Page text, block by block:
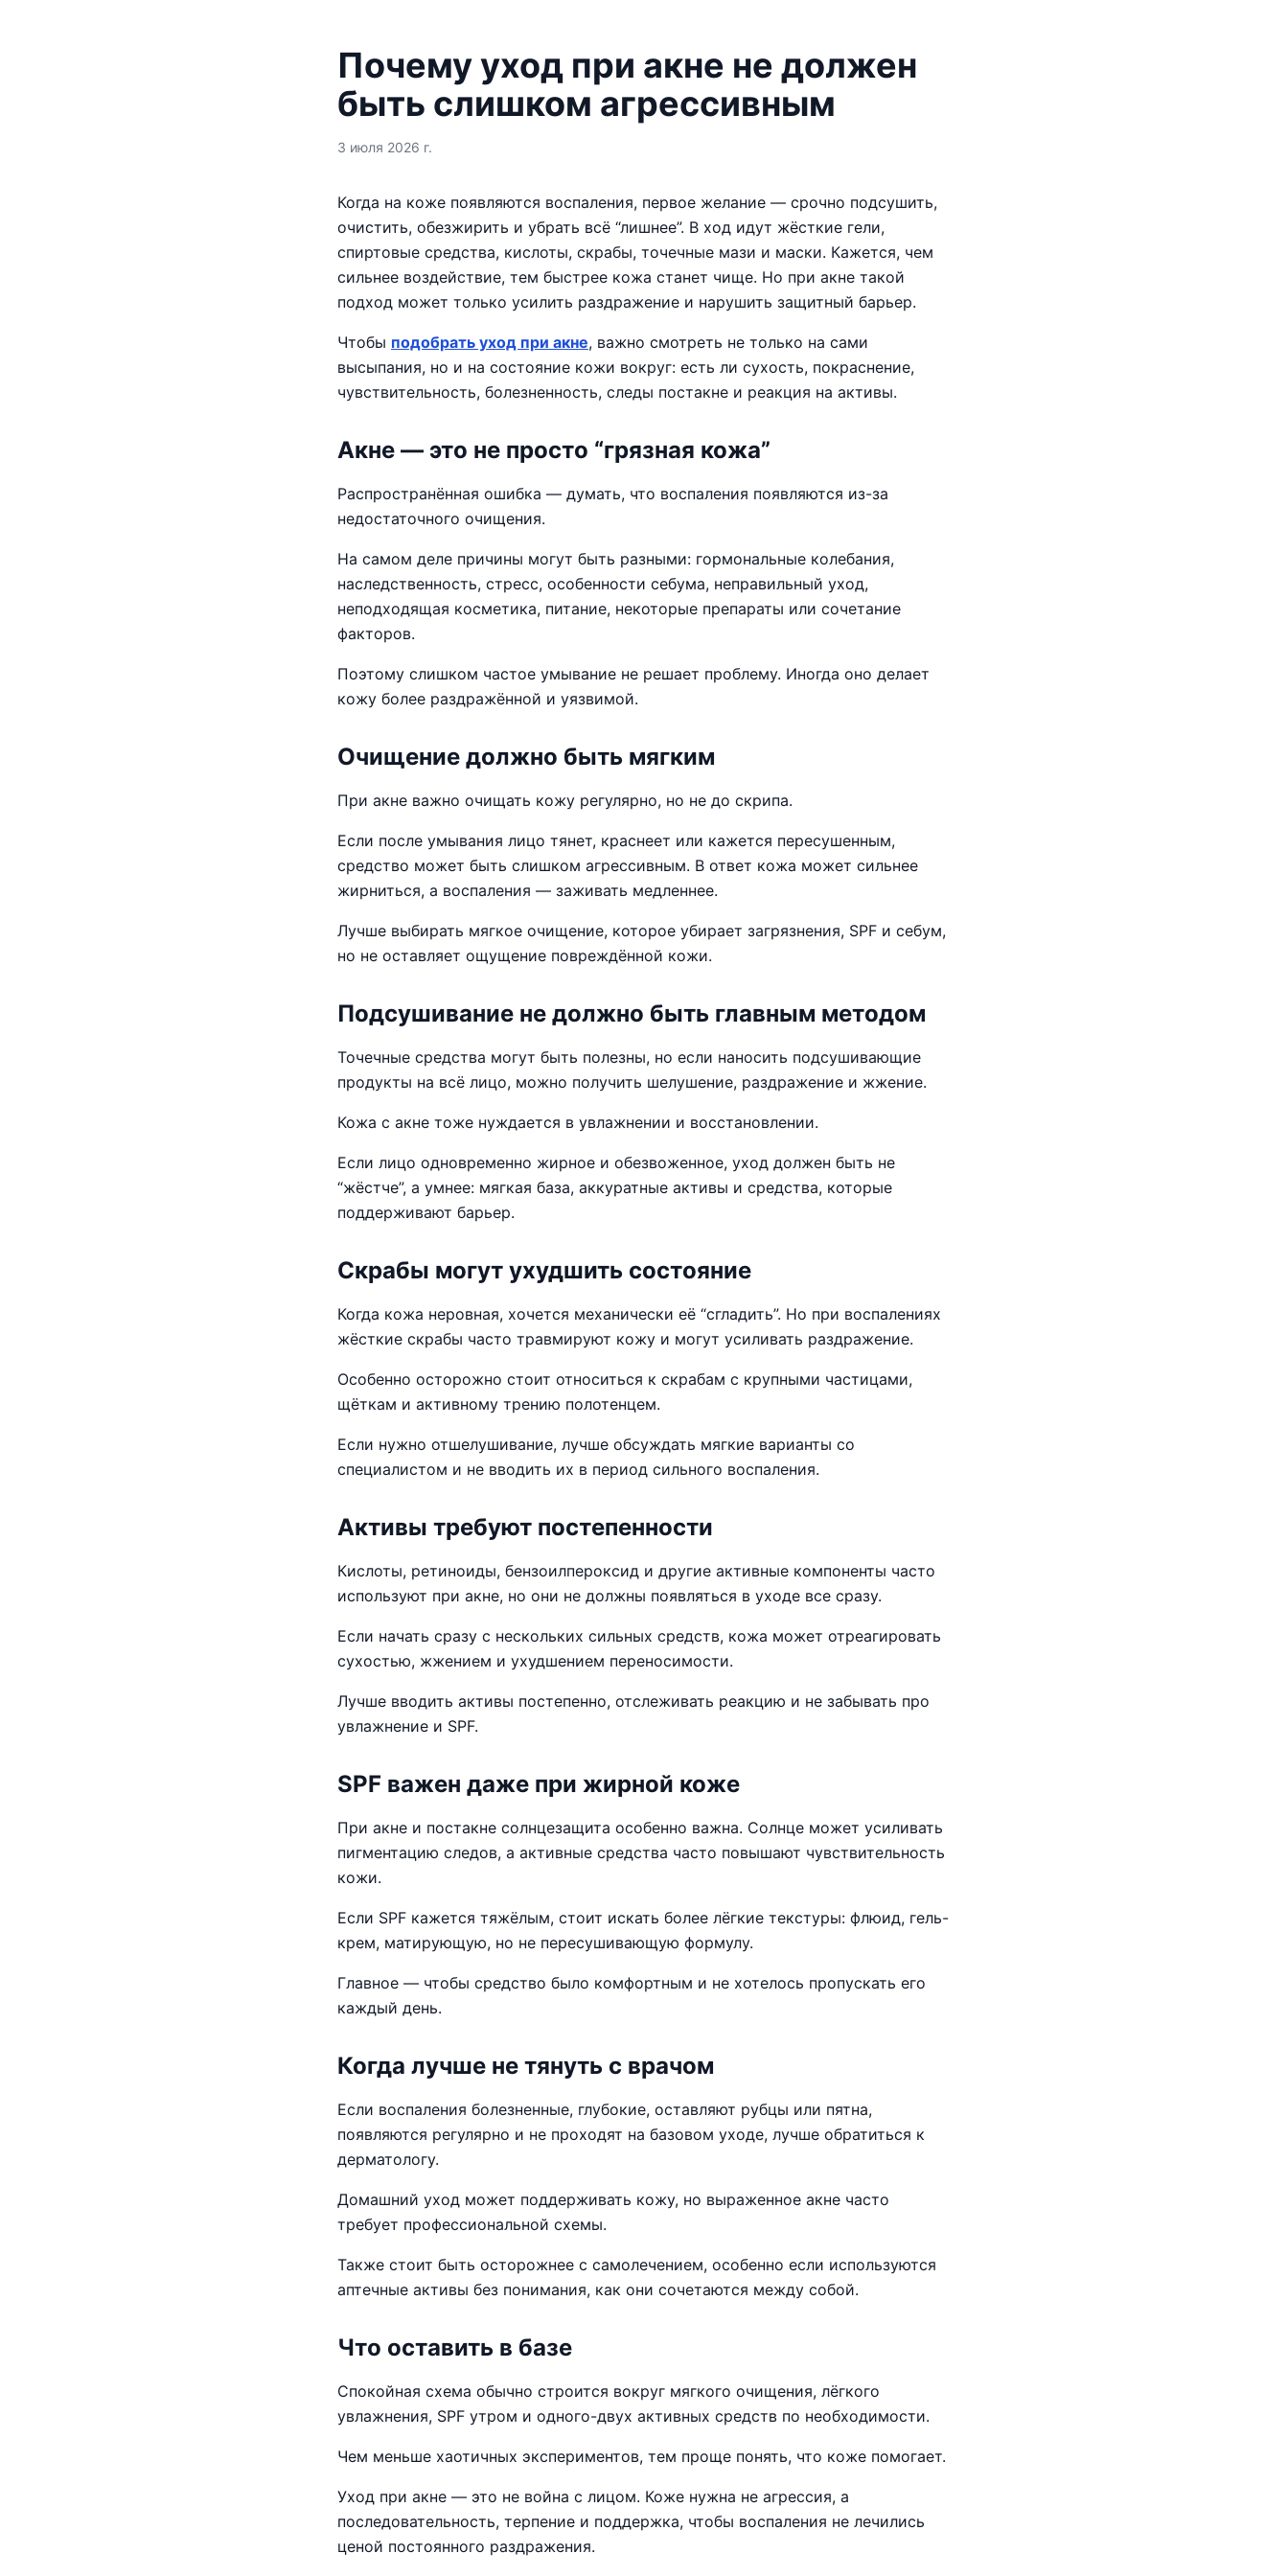
Почему уход при акне не должен
быть слишком агрессивным
3 июля 2026 г.
Когда на коже появляются воспаления, первое желание — срочно подсушить,
очистить, обезжирить и убрать всё “лишнее”. В ход идут жёсткие гели,
спиртовые средства, кислоты, скрабы, точечные мази и маски. Кажется, чем
сильнее воздействие, тем быстрее кожа станет чище. Но при акне такой
подход может только усилить раздражение и нарушить защитный барьер.
Чтобы подобрать уход при акне, важно смотреть не только на сами
высыпания, но и на состояние кожи вокруг: есть ли сухость, покраснение,
чувствительность, болезненность, следы постакне и реакция на активы.
Акне — это не просто “грязная кожа”
Распространённая ошибка — думать, что воспаления появляются из-за
недостаточного очищения.
На самом деле причины могут быть разными: гормональные колебания,
наследственность, стресс, особенности себума, неправильный уход,
неподходящая косметика, питание, некоторые препараты или сочетание
факторов.
Поэтому слишком частое умывание не решает проблему. Иногда оно делает
кожу более раздражённой и уязвимой.
Очищение должно быть мягким
При акне важно очищать кожу регулярно, но не до скрипа.
Если после умывания лицо тянет, краснеет или кажется пересушенным,
средство может быть слишком агрессивным. В ответ кожа может сильнее
жирниться, а воспаления — заживать медленнее.
Лучше выбирать мягкое очищение, которое убирает загрязнения, SPF и себум,
но не оставляет ощущение повреждённой кожи.
Подсушивание не должно быть главным методом
Точечные средства могут быть полезны, но если наносить подсушивающие
продукты на всё лицо, можно получить шелушение, раздражение и жжение.
Кожа с акне тоже нуждается в увлажнении и восстановлении.
Если лицо одновременно жирное и обезвоженное, уход должен быть не
“жёстче”, а умнее: мягкая база, аккуратные активы и средства, которые
поддерживают барьер.
Скрабы могут ухудшить состояние
Когда кожа неровная, хочется механически её “сгладить”. Но при воспалениях
жёсткие скрабы часто травмируют кожу и могут усиливать раздражение.
Особенно осторожно стоит относиться к скрабам с крупными частицами,
щёткам и активному трению полотенцем.
Если нужно отшелушивание, лучше обсуждать мягкие варианты со
специалистом и не вводить их в период сильного воспаления.
Активы требуют постепенности
Кислоты, ретиноиды, бензоилпероксид и другие активные компоненты часто
используют при акне, но они не должны появляться в уходе все сразу.
Если начать сразу с нескольких сильных средств, кожа может отреагировать
сухостью, жжением и ухудшением переносимости.
Лучше вводить активы постепенно, отслеживать реакцию и не забывать про
увлажнение и SPF.
SPF важен даже при жирной коже
При акне и постакне солнцезащита особенно важна. Солнце может усиливать
пигментацию следов, а активные средства часто повышают чувствительность
кожи.
Если SPF кажется тяжёлым, стоит искать более лёгкие текстуры: флюид, гель-
крем, матирующую, но не пересушивающую формулу.
Главное — чтобы средство было комфортным и не хотелось пропускать его
каждый день.
Когда лучше не тянуть с врачом
Если воспаления болезненные, глубокие, оставляют рубцы или пятна,
появляются регулярно и не проходят на базовом уходе, лучше обратиться к
дерматологу.
Домашний уход может поддерживать кожу, но выраженное акне часто
требует профессиональной схемы.
Также стоит быть осторожнее с самолечением, особенно если используются
аптечные активы без понимания, как они сочетаются между собой.
Что оставить в базе
Спокойная схема обычно строится вокруг мягкого очищения, лёгкого
увлажнения, SPF утром и одного-двух активных средств по необходимости.
Чем меньше хаотичных экспериментов, тем проще понять, что коже помогает.
Уход при акне — это не война с лицом. Коже нужна не агрессия, а
последовательность, терпение и поддержка, чтобы воспаления не лечились
ценой постоянного раздражения.